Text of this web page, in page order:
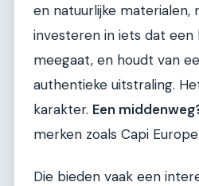
en natuurlijke
investeren in iets dat een
meegaat, en houdt van
authentieke uitstraling.
karakter. Een
merken zoals Capi
Die bieden vaak een